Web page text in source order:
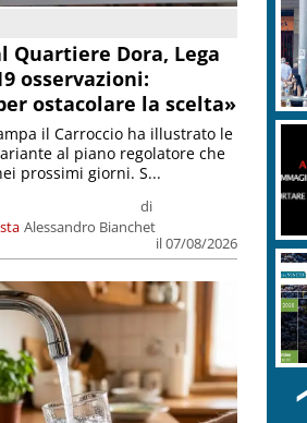
Quartiere Dora, Lega
osservazioni:
ostacolare la scelta»
di
Alessandro Bianchet
il 07/08/2026
il Carroccio ha illustrato le
al piano regolatore che
prossimi giorni. S...